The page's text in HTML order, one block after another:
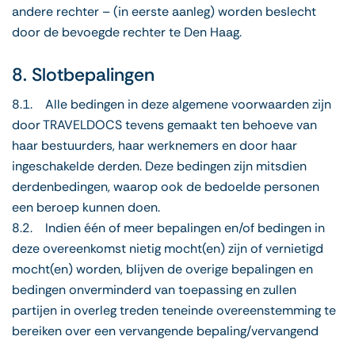
andere rechter – (in eerste aanleg) worden beslecht
door de bevoegde rechter te Den Haag.
8. Slotbepalingen
8.1. Alle bedingen in deze algemene voorwaarden zijn
door TRAVELDOCS tevens gemaakt ten behoeve van
haar bestuurders, haar werknemers en door haar
ingeschakelde derden. Deze bedingen zijn mitsdien
derdenbedingen, waarop ook de bedoelde personen
een beroep kunnen doen.
8.2. Indien één of meer bepalingen en/of bedingen in
deze overeenkomst nietig mocht(en) zijn of vernietigd
mocht(en) worden, blijven de overige bepalingen en
bedingen onverminderd van toepassing en zullen
partijen in overleg treden teneinde overeenstemming te
bereiken over een vervangende bepaling/vervangend